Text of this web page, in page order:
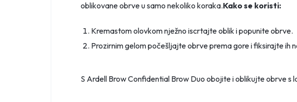
oblikovane obrve u samo nekoliko koraka.Kako se koristi:
Kremastom olovkom nježno iscrtajte oblik i popunite obrve.
Prozirnim gelom počešljajte obrve prema gore i fiksirajte ih
S Ardell Brow Confidential Brow Duo obojite i oblikujte obrve s